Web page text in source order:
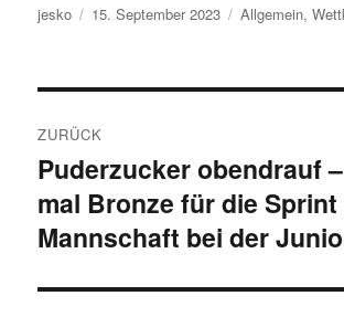
Autor
jesko
Veröffentlicht
15. September 2023 Kategorien
Allgemein,
ZURÜCK
Vorheriger
Beitrag:
Puderzucker obendrauf
mal Bronze für die Sprint
Mannschaft bei der